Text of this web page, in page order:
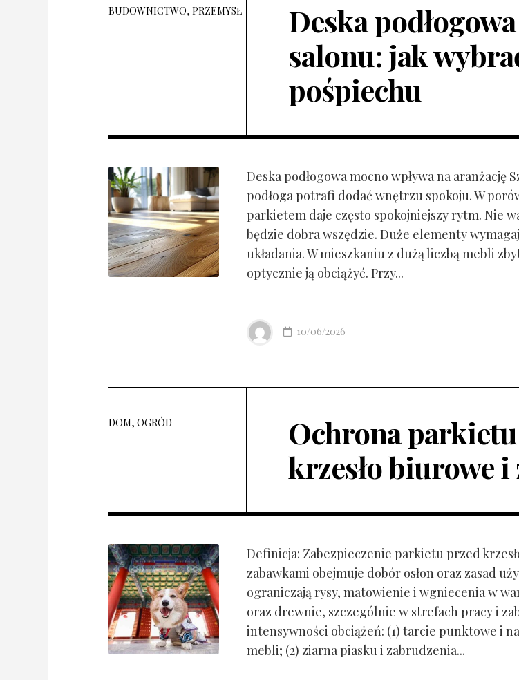
BUDOWNICTWO, PRZEMYSŁ
Deska
salonu: jak
pośpiechu
Deska podłogowa mocno wpływa na aranżację
podłoga potrafi dodać wnętrzu spokoju. W
parkietem daje często spokojniejszy rytm. Nie
będzie dobra wszędzie. Duże elementy
układania. W mieszkaniu z dużą liczbą mebli
optycznie ją obciążyć. Przy...
10/06/2026
DOM, OGRÓD
Ochrona
krzesło biurowe i
Definicja: Zabezpieczenie parkietu przed
zabawkami obejmuje dobór osłon oraz zasad
ograniczają rysy, matowienie i wgniecenia w
oraz drewnie, szczególnie w strefach pracy i
intensywności obciążeń: (1) tarcie punktowe i
mebli; (2) ziarna piasku i zabrudzenia...